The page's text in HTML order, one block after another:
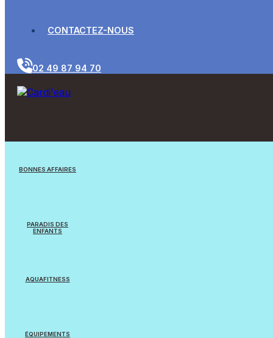
CONTACTEZ-NOUS
02 49 87 94 70
BONNES AFFAIRES
PARADIS DES
ENFANTS
AQUAFITNESS
ÉQUIPEMENTS